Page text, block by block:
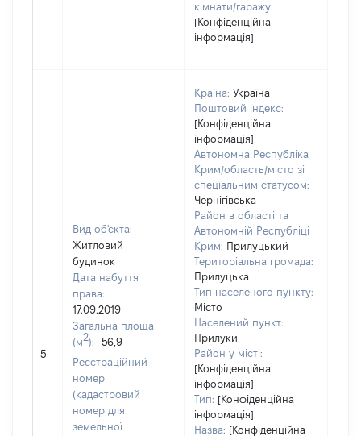
кімнати/гаражу:
[Конфіденційна
інформація]
5
Вид об'єкта:
Житловий
будинок
Дата набуття
права:
17.09.2019
Загальна площа
(м2):
56,9
Реєстраційний
номер
(кадастровий
номер для
земельної
Країна: Україна
Поштовий індекс:
[Конфіденційна
інформація]
Автономна Республіка
Крим/область/місто зі
спеціальним статусом:
Чернігівська
Район в області та
Автономній Республіці
Крим: Прилуцький
Територіальна громада:
Прилуцька
Тип населеного пункту:
Місто
Населений пункт:
Прилуки
Район у місті:
[Конфіденційна
інформація]
Тип: [Конфіденційна
інформація]
Назва: [Конфіденційна